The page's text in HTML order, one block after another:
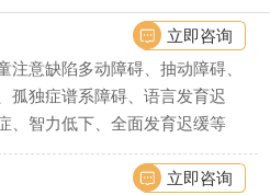
注意缺陷多动障碍、抽动障碍、
孤独症谱系障碍、语言发育迟
、智力低下、全面发育迟缓等
立即咨询
立即咨询